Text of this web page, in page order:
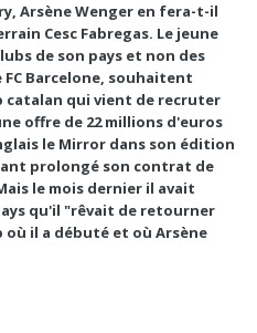
Arsène Wenger en fera-t-il
Cesc Fabregas. Le jeune
de son pays et non des
FC Barcelone, souhaitent
qui vient de recruter
offre de 22 millions d'euros
le Mirror dans son édition
prolongé son contrat de
le mois dernier il avait
qu'il "rêvait de retourner
où il a débuté et où Arsène